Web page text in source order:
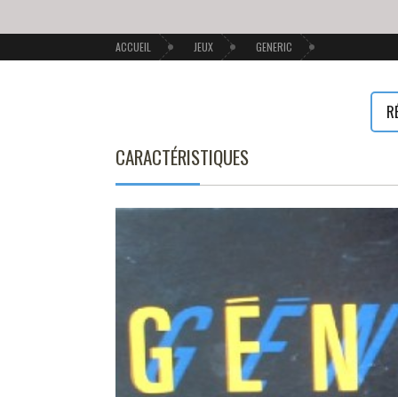
ACCUEIL JEUX GENERIC
CARACTÉRISTIQUES